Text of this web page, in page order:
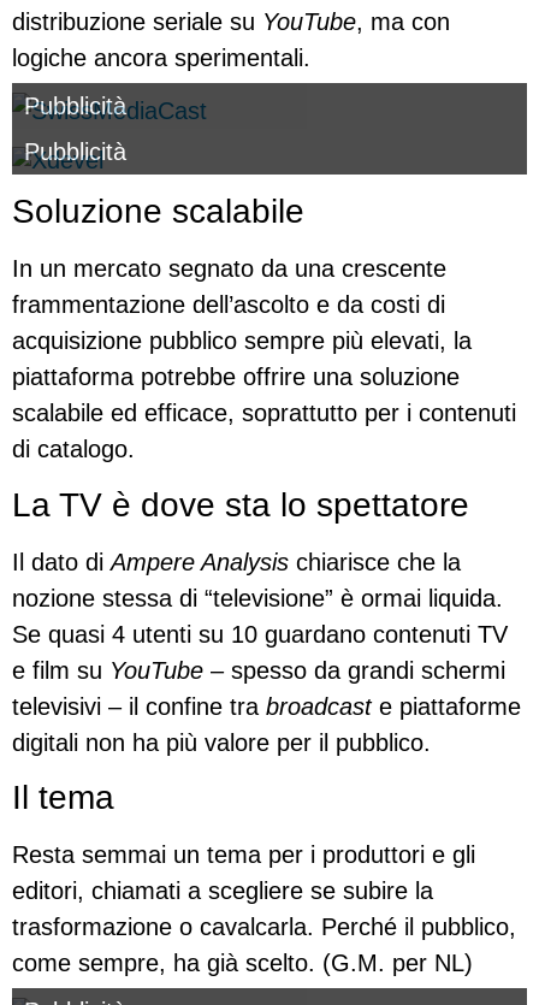
distribuzione seriale su YouTube, ma con
logiche ancora sperimentali.
Pubblicità
Pubblicità
Soluzione scalabile
In un mercato segnato da una crescente
frammentazione dell’ascolto e da costi di
acquisizione pubblico sempre più elevati, la
piattaforma potrebbe offrire una soluzione
scalabile ed efficace, soprattutto per i contenuti
di catalogo.
La TV è dove sta lo spettatore
Il dato diAmpere Analysis chiarisce che la
nozione stessa di “televisione” è ormai liquida.
Se quasi 4 utenti su 10 guardano contenuti TV
e film su YouTube – spesso da grandi schermi
televisivi – il confine tra broadcaste piattaforme
digitali non ha più valore per il pubblico.
Il tema
Resta semmai un tema per i produttori e gli
editori, chiamati a scegliere se subire la
trasformazione o cavalcarla. Perché il pubblico,
come sempre, ha già scelto. (G.M. per NL)